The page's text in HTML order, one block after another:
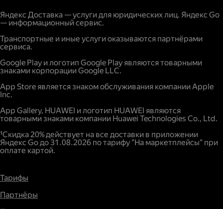
Яндекс Доставка — услуги для юридических лиц. Яндекс Go
— информационный сервис.
Транспортные и иные услуги оказываются партнёрами
сервиса.
Google Play и логотип Google Play являются товарными
знаками корпорации Google LLC.
App Store является знаком обслуживания компании Apple
Inc.
App Gallery, HUAWEI и логотип HUAWEI являются
товарными знаками компании Huawei Technologies Co., Ltd.
¹Скидка 20% действует на все доставки в приложении
Яндекс Go до 31.08.2026 по тарифу "На маркетплейсы" при
оплате картой.
Тарифы
Партнёры